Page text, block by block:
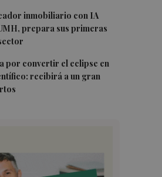
inmobiliario con IA
prepara sus primeras
por convertir el eclipse en
recibirá a un gran